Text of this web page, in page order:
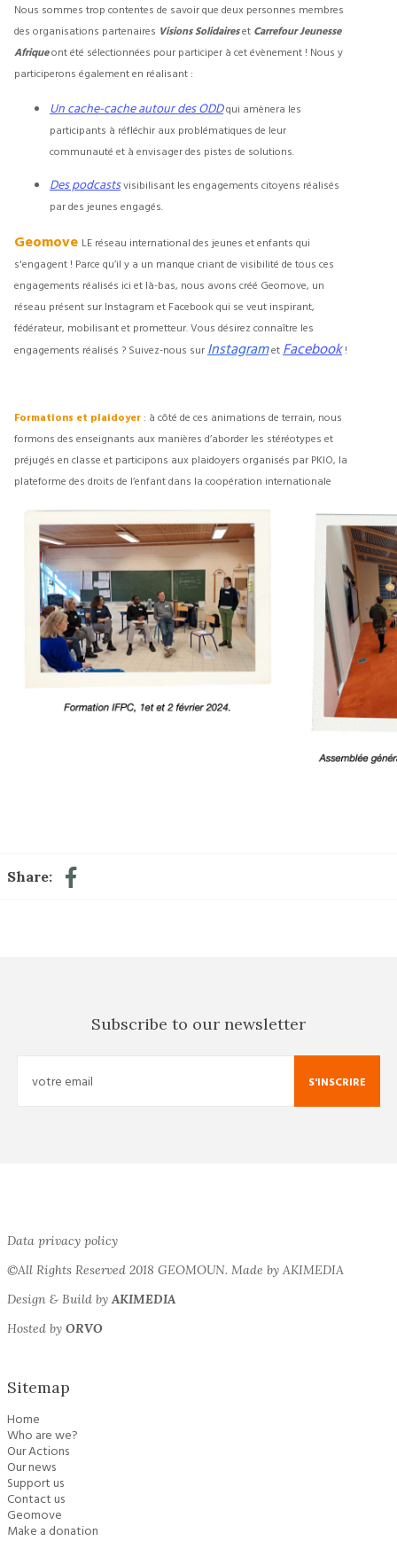
Nous sommes trop contentes de savoir que deux personnes membres
des organisations partenaires Visions Solidaireset Carrefour Jeunesse
Afriqueont été sélectionnées pour participer à cet évènement ! Nous y
participerons également en réalisant :
Un cache-cache autour des ODDqui amènera les
participants à réfléchir aux problématiques de leur
communauté et à envisager des pistes de solutions.
Des podcastsvisibilisant les engagements citoyens réalisés
par des jeunes engagés.
Geomove LE réseau international des jeunes et enfants qui
s'engagent ! Parce qu’il y a un manque criant de visibilité de tous ces
engagements réalisés ici et là-bas, nous avons créé Geomove, un
réseau présent sur Instagram et Facebook qui se veut inspirant,
fédérateur, mobilisant et prometteur. Vous désirez connaître les
engagements réalisés ? Suivez-nous sur Instagramet Facebook!
Formations et plaidoyer : à côté de ces animations de terrain, nous
formons des enseignants aux manières d’aborder les stéréotypes et
préjugés en classe et participons aux plaidoyers organisés par PKIO, la
plateforme des droits de l’enfant dans la coopération internationale
Share:
Subscribe to our newsletter
S'INSCRIRE
Data privacy policy
©All Rights Reserved 2018 GEOMOUN. Made by AKIMEDIA
Design & Build by AKIMEDIA
Hosted by ORVO
Sitemap
Home
Who are we?
Our Actions
Our news
Support us
Contact us
Geomove
Make a donation